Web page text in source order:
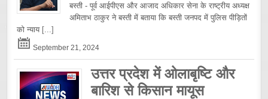
बस्ती - पूर्व आईपीएस और आजाद अधिकार सेना के राष्ट्रीय अध्यक्ष
अमिताभ ठाकुर ने बस्ती में बताया कि बस्ती जनपद में पुलिस पीड़ितों
को न्याय [...]
September 21, 2024
उत्तर प्रदेश में ओलाबृष्टि और
बारिश से किसान मायूस